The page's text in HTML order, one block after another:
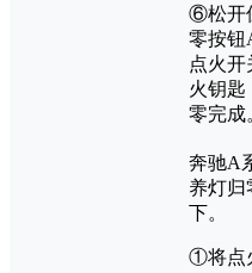
⑥松开
零按钮
点火开
火钥匙
零完成
奔驰A
养灯归
下。
①将点